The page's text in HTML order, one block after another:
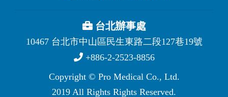
台北辦事處
10467 台北市中山區民生東路二段127巷19號
+886-2-2523-8856
Copyright © Pro Medical Co., Ltd.
2019 All Rights Rights Reserved.